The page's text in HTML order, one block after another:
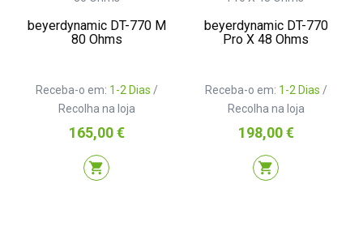
beyerdynamic DT-770 M
80 Ohms
Receba-o em: 1-2 Dias /
Recolha na loja
Preço
165,00 €
shopping_cart
beyerdynamic DT-770
Pro X 48 Ohms
Receba-o em: 1-2 Dias /
Recolha na loja
Preço
198,00 €
shopping_cart